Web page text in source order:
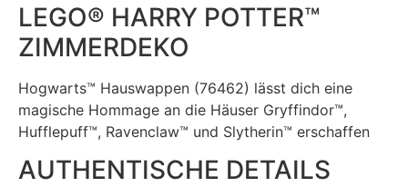
LEGO® HARRY POTTER™
ZIMMERDEKO
Hogwarts™ Hauswappen (76462) lässt dich eine
magische Hommage an die Häuser Gryffindor™,
Hufflepuff™, Ravenclaw™ und Slytherin™ erschaffen
AUTHENTISCHE DETAILS